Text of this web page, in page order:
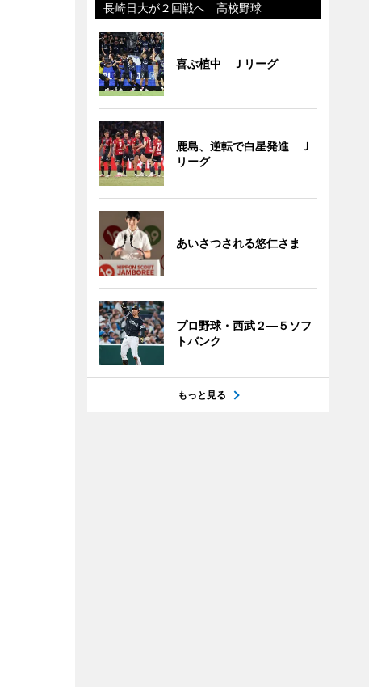
長崎日大が２回戦へ 高校野球
喜ぶ植中 Ｊリーグ
鹿島、逆転で白星発進 Ｊ
リーグ
あいさつされる悠仁さま
プロ野球・西武２―５ソフ
トバンク
もっと見る